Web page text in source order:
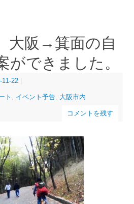
大阪→箕面の自
ができました。
11-22
ト イベント予告, 大阪市内
コメントを残す